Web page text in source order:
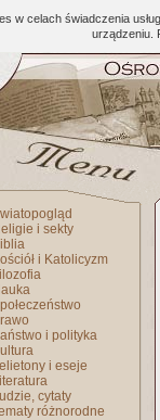
w celach świadczenia
urządzeniu.
i sekty
i Katolicyzm
i polityka
i eseje
cytaty
różnorodne